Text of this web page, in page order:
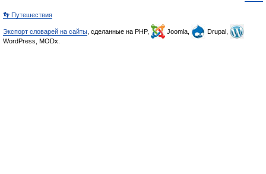
👣 Путешествия
Экспорт словарей на сайты , сделанные на PHP, Joomla,
Drupal,
WordPress, MODx.